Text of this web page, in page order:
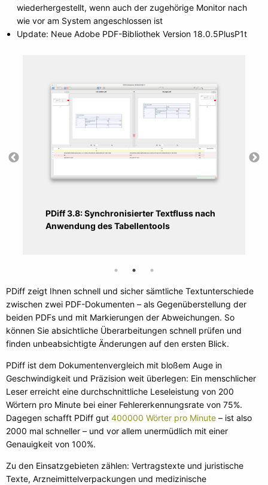
wiederhergestellt, wenn auch der zugehörige Monitor nach
wie vor am System angeschlossen ist
Update: Neue Adobe PDF-Bibliothek Version 18.0.5PlusP1t
PDiff 3.8: Synchronisierter Textfluss nach
Anwendung des Tabellentools
PDiff zeigt Ihnen schnell und sicher sämtliche Textunterschiede
zwischen zwei PDF-Dokumenten – als Gegenüberstellung der
beiden PDFs und mit Markierungen der Abweichungen. So
können Sie absichtliche Überarbeitungen schnell prüfen und
finden unbeabsichtigte Änderungen auf den ersten Blick.
PDiff ist dem Dokumentenvergleich mit bloßem Auge in
Geschwindigkeit und Präzision weit überlegen: Ein menschlicher
Leser erreicht eine durchschnittliche Leseleistung von 200
Wörtern pro Minute bei einer Fehlererkennungsrate von 75%.
Dagegen schafft PDiff gut 400000 Wörter pro Minute – ist also
2000 mal schneller – und vor allem unermüdlich mit einer
Genauigkeit von 100%.
Zu den Einsatzgebieten zählen: Vertragstexte und juristische
Texte, Arzneimittelverpackungen und medizinische